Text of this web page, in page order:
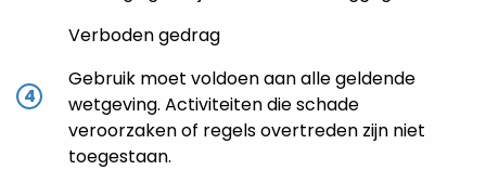
Verboden gedrag
Gebruik moet voldoen aan alle geldende
wetgeving. Activiteiten die schade
veroorzaken of regels overtreden zijn niet
toegestaan.